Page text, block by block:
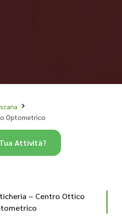
Optometrico
– Centro Ottico
Attività?